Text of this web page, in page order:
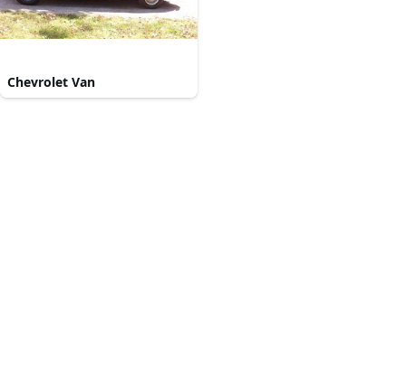
Chevrolet Van